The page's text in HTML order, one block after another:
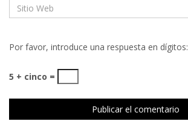
Por favor, introduce una respuesta en dígitos:
5 + cinco =